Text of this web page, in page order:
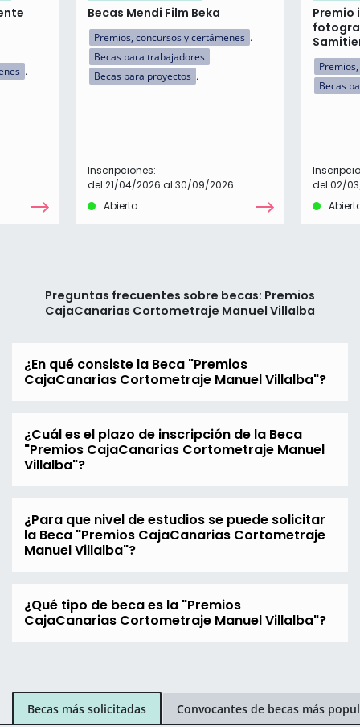
Becas Mendi Film Beka
Premios, concursos y certámenes
Becas para trabajadores
Becas para proyectos
Inscripciones:
del 21/04/2026 al 30/09/2026
Abierta
Premio
Becas
del 02/
Preguntas frecuentes sobre becas: Premios
CajaCanarias Cortometraje Manuel Villalba
¿En qué consiste la Beca "Premios
CajaCanarias Cortometraje Manuel Villalba"?
¿Cuál es el plazo de inscripción de la Beca
"Premios CajaCanarias Cortometraje Manuel
Villalba"?
¿Para que nivel de estudios se puede solicitar
la Beca "Premios CajaCanarias Cortometraje
Manuel Villalba"?
¿Qué tipo de beca es la "Premios
CajaCanarias Cortometraje Manuel Villalba"?
Becas más solicitadas Convocantes de becas más